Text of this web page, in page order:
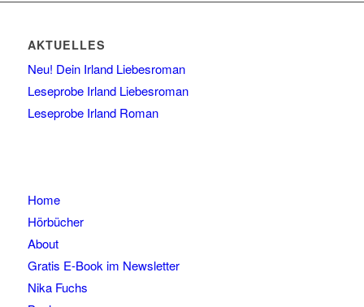
AKTUELLES
Neu! Dein Irland Liebesroman
Leseprobe Irland Liebesroman
Leseprobe Irland Roman
Home
Hörbücher
About
Gratis E-Book im Newsletter
Nika Fuchs